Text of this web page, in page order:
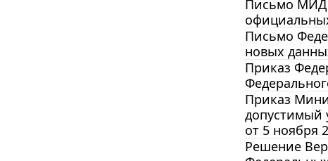
Письмо МИД
Письмо
новых
Приказ
Приказ
допустимый
от 5 ноября
Решение